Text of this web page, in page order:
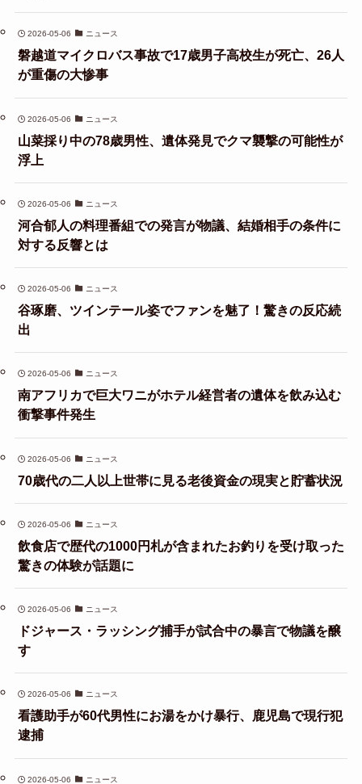
2026-05-06 ニュース
磐越道マイクロバス事故で17歳男子高校生が死亡、26人
が重傷の大惨事
2026-05-06 ニュース
山菜採り中の78歳男性、遺体発見でクマ襲撃の可能性が
浮上
2026-05-06 ニュース
河合郁人の料理番組での発言が物議、結婚相手の条件に
対する反響とは
2026-05-06 ニュース
谷琢磨、ツインテール姿でファンを魅了！驚きの反応続
出
2026-05-06 ニュース
南アフリカで巨大ワニがホテル経営者の遺体を飲み込む
衝撃事件発生
2026-05-06 ニュース
70歳代の二人以上世帯に見る老後資金の現実と貯蓄状況
2026-05-06 ニュース
飲食店で歴代の1000円札が含まれたお釣りを受け取った
驚きの体験が話題に
2026-05-06 ニュース
ドジャース・ラッシング捕手が試合中の暴言で物議を醸
す
2026-05-06 ニュース
看護助手が60代男性にお湯をかけ暴行、鹿児島で現行犯
逮捕
2026-05-06 ニュース